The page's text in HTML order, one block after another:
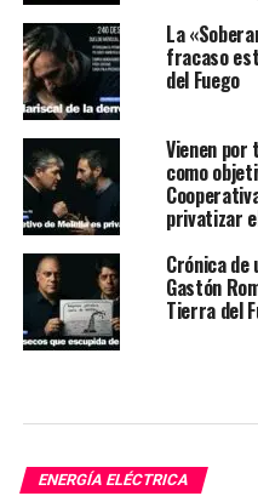
La
fracaso
del Fuego
Vienen por
como
privatizar
Crónica de
Gastón
Tierra del
ENERGÍA ELÉCTRICA